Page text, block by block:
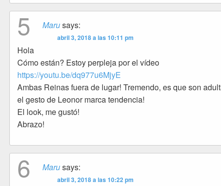
5 Marusays:
abril 3, 2018 a las 10:11 pm
Hola
Cómo están? Estoy perpleja por el vídeo
https://youtu.be/dq977u6MjyE
Ambas Reinas fuera de lugar! Tremendo, es que son
el gesto de Leonor marca tendencia!
El look, me gustó!
Abrazo!
6 Marusays:
abril 3, 2018 a las 10:22 pm